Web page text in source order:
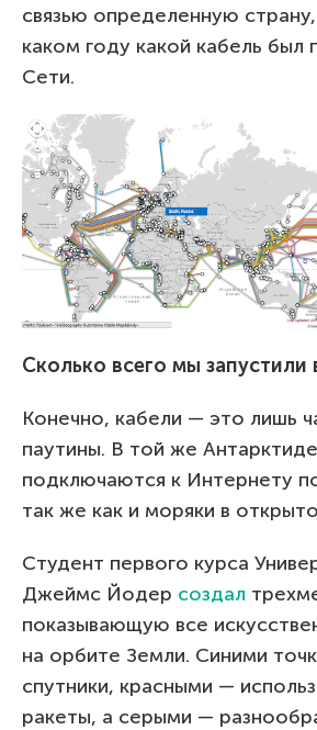
связью определенную страну,
каком году какой кабель был
Сети.
Сколько всего мы запустили
Конечно, кабели — это лишь
паутины. В той же
подключаются к Интернету
так же как и моряки в
Студент первого курса
Джеймс Йодер создал
показывающую все
на орбите Земли. Синими
спутники, красными —
ракеты, а серыми —